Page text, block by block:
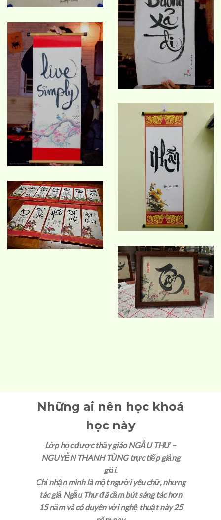
Những ai nên học khoá
học này
Lớp học được thầy giáo NGẪU THƯ –
NGUYỄN THANH TÙNG trực tiếp giảng
giải.
Chỉ nhận mình là một người yêu chữ, nhưng
tác giả Ngẫu Thư đã cầm bút sáng tác hơn
15 năm và có duyên với nghệ thuật này 25